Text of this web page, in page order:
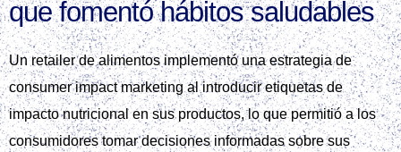
que fomentó hábitos saludables
Un retailer de alimentos implementó una estrategia de
consumer impact marketing al introducir etiquetas de
impacto nutricional en sus productos, lo que permitió a los
consumidores tomar decisiones informadas sobre sus